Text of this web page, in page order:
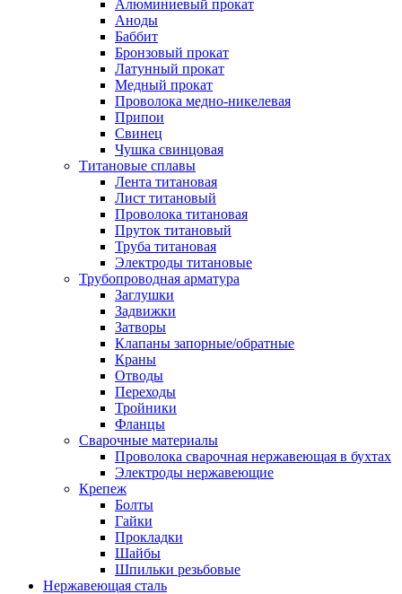
Алюминиевый прокат
Аноды
Баббит
Бронзовый прокат
Латунный прокат
Медный прокат
Проволока медно-никелевая
Припои
Свинец
Чушка свинцовая
Титановые сплавы
Лента титановая
Лист титановый
Проволока титановая
Пруток титановый
Труба титановая
Электроды титановые
Трубопроводная арматура
Заглушки
Задвижки
Затворы
Клапаны запорные/обратные
Краны
Отводы
Переходы
Тройники
Фланцы
Сварочные материалы
Проволока сварочная нержавеющая в бухтах
Электроды нержавеющие
Крепеж
Болты
Гайки
Прокладки
Шайбы
Шпильки резьбовые
Нержавеющая сталь